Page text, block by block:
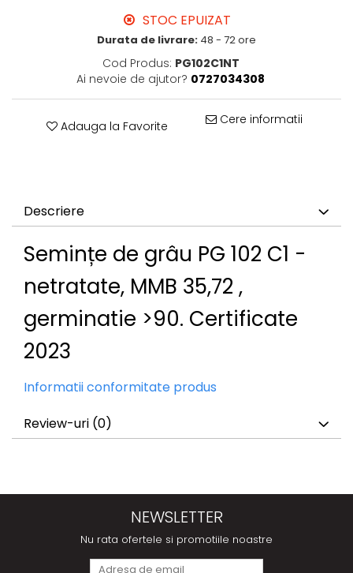
STOC EPUIZAT
Durata de livrare: 48 - 72 ore
Cod Produs: PG102C1NT
Ai nevoie de ajutor? 0727034308
Adauga la Favorite Cere informatii
Descriere
Semințe de grâu PG 102 C1 -
netratate, MMB 35,72 ,
germinatie >90. Certificate
2023
Informatii conformitate produs
Review-uri (0)
NEWSLETTER
Nu rata ofertele si promotiile noastre